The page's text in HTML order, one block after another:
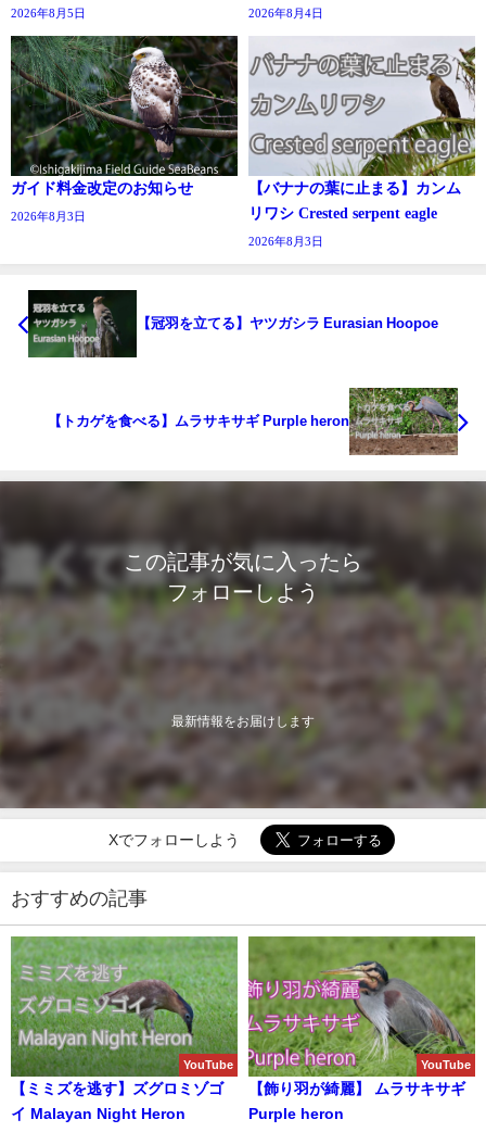
2026年8月5日 2026年8月4日
ガイド料金改定のお知らせ
2026年8月3日
【バナナの葉に止まる】カンム
リワシ Crested serpent eagle
2026年8月3日
【冠羽を立てる】ヤツガシラ Eurasian Hoopoe
【トカゲを食べる】ムラサキサギ Purple heron
この記事が気に入ったら
フォローしよう
最新情報をお届けします
Xでフォローしよう
おすすめの記事
YouTube
【ミミズを逃す】ズグロミゾゴ
イ Malayan Night Heron
YouTube
【飾り羽が綺麗】 ムラサキサギ
Purple heron